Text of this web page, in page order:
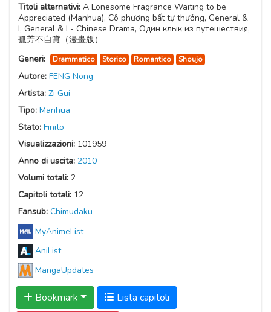
Titoli alternativi: A Lonesome Fragrance Waiting to be
Appreciated (Manhua), Cô phương bất tự thưởng, General &
I, General & I - Chinese Drama, Один клык из путешествия,
孤芳不自賞（漫畫版）
Generi:
Drammatico Storico Romantico Shoujo
Autore: FENG Nong
Artista: Zi Gui
Tipo: Manhua
Stato: Finito
Visualizzazioni: 101959
Anno di uscita: 2010
Volumi totali: 2
Capitoli totali: 12
Fansub: Chimudaku
MyAnimeList
AniList
MangaUpdates
Bookmark
Lista capitoli